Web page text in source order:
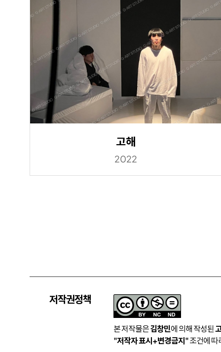
고해
2022
저작권정책
본 저작물은김창민에 의해 작성된
"저작자 표시+변경금지"조건에 따